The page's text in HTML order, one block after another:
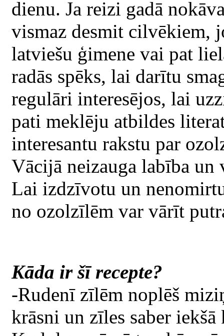
dienu. Ja reizi gadā
vismaz desmit cilvēkiem,
latviešu ģimene vai pat
radās spēks, lai darītu
regulāri interesējos, lai
pati meklēju atbildes
interesantu rakstu par
Vācijā neizauga labība
Lai izdzīvotu un
no ozolzīlēm var vārīt
Kāda ir šī recepte?
-Rudenī zīlēm noplēš
krāsni un zīles saber